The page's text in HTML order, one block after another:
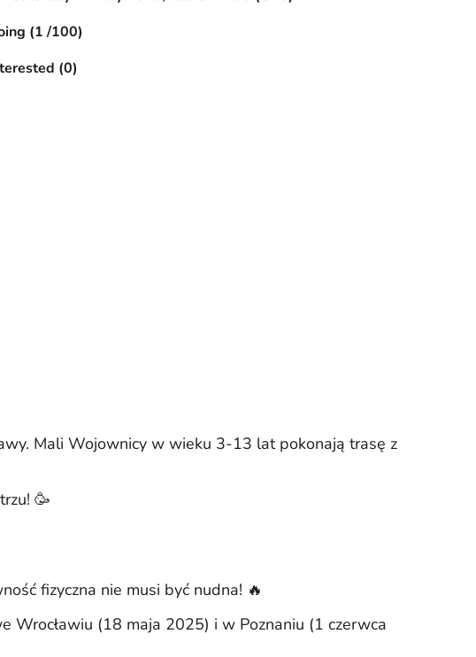
(1 /100)
(0)
Mali Wojownicy w wieku 3-13 lat pokonają trasę z
🥳
fizyczna nie musi być nudna! 🔥
Wrocławiu (18 maja 2025) i w Poznaniu (1 czerwca